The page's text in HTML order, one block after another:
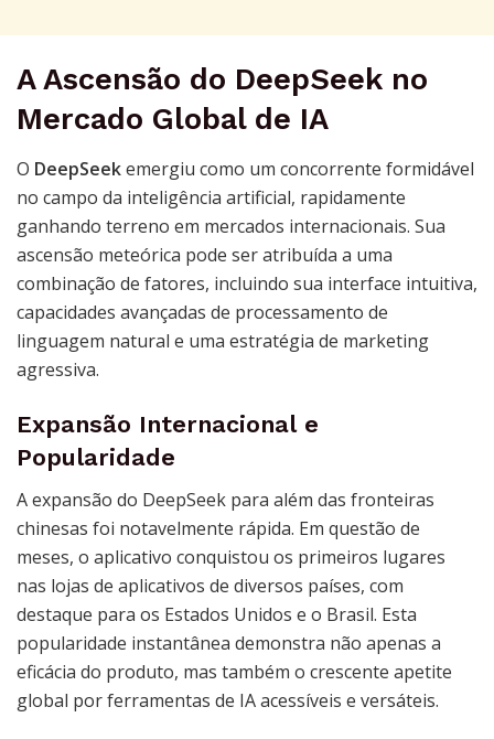
A Ascensão do DeepSeek no
Mercado Global de IA
O DeepSeekemergiu como um concorrente formidável
no campo da inteligência artificial, rapidamente
ganhando terreno em mercados internacionais. Sua
ascensão meteórica pode ser atribuída a uma
combinação de fatores, incluindo sua interface intuitiva,
capacidades avançadas de processamento de
linguagem natural e uma estratégia de marketing
agressiva.
Expansão Internacional e
Popularidade
A expansão do DeepSeek para além das fronteiras
chinesas foi notavelmente rápida. Em questão de
meses, o aplicativo conquistou os primeiros lugares
nas lojas de aplicativos de diversos países, com
destaque para os Estados Unidos e o Brasil. Esta
popularidade instantânea demonstra não apenas a
eficácia do produto, mas também o crescente apetite
global por ferramentas de IA acessíveis e versáteis.